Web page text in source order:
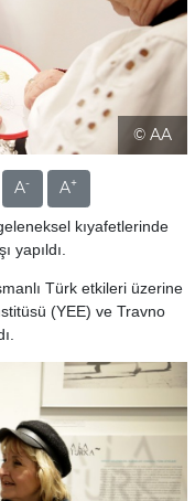
© AA
A- A+
kıyafetlerinde
yapıldı.
Türk etkileri üzerine
(YEE) ve Travno